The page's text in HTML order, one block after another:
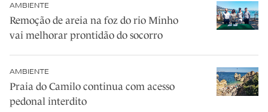
AMBIENTE
Remoção de areia na foz do rio Minho
vai melhorar prontidão do socorro
AMBIENTE
Praia do Camilo continua com acesso
pedonal interdito